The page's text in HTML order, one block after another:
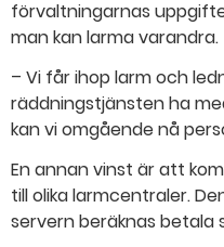
förvaltningarnas
man kan larma varandra.
– Vi får ihop larm och
räddningstjänsten ha
kan vi omgående nå
En annan vinst är att
till olika larmcentraler.
servern beräknas betala